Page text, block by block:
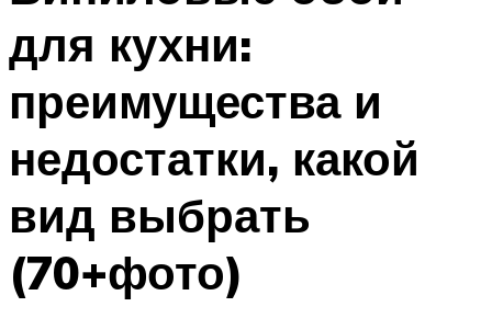
для кухни:
преимущества и
недостатки, какой
вид выбрать
(70+фото)